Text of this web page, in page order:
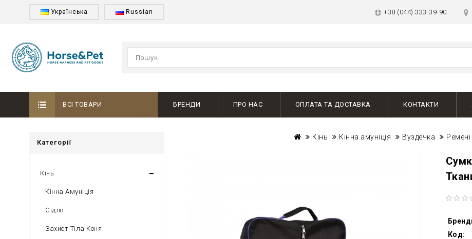
Українська Russian +38 (044) 333-39-90
ВСІ ТОВАРИ БРЕНДИ ПРО НАС ОПЛАТА ТА ДОСТАВКА КОНТАКТИ
Категорії
Кінь
Кінна Амуніція
Сідло
Захист Тіла Коня
Кінь Кінна амуніція Вуздечка
Код: